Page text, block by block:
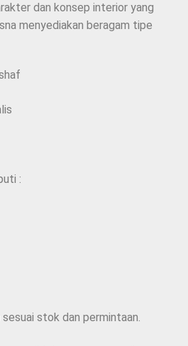
dan konsep interior yang
menyediakan beragam tipe
:
stok dan permintaan.